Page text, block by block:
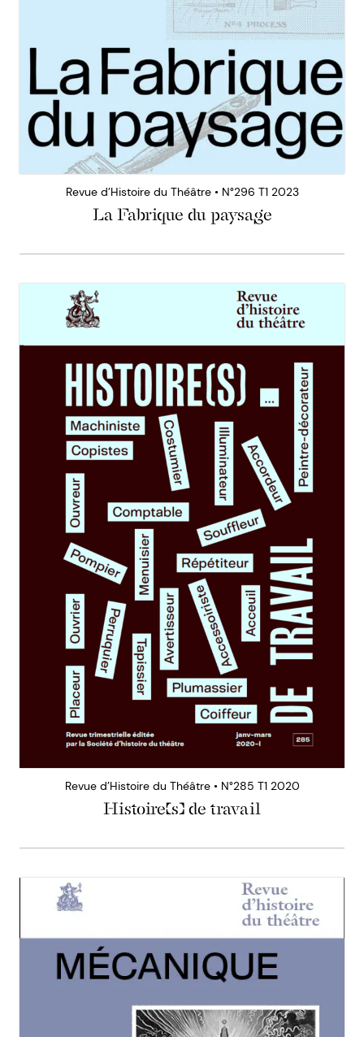
Revue d’Histoire du Théâtre • N°296 T1 2023
La Fabrique du paysage
Revue d’Histoire du Théâtre • N°285 T1 2020
Histoire(s) de travail